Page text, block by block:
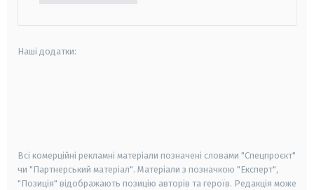
Наші додатки:
Всі комерційні рекламні матеріали позначені словами "Спецпроєкт"
чи "Партнерський матеріал". Матеріали з позначкою "Експерт",
"Позиція" відображають позицію авторів та героїв. Редакція може